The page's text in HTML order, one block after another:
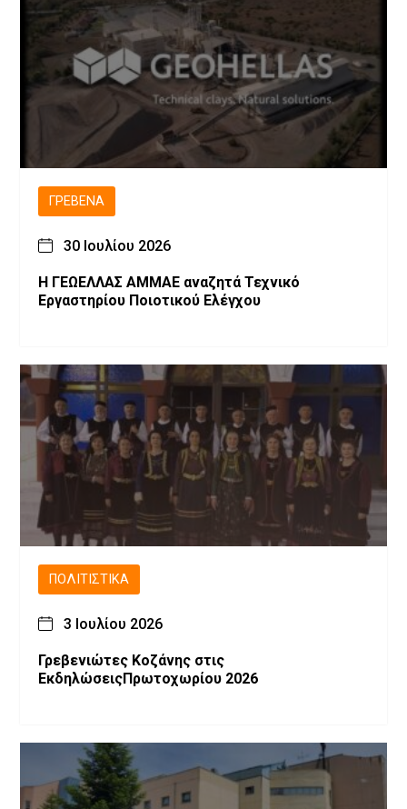
ΓΡΕΒΕΝΆ
30 Ιουλίου 2026
Η ΓΕΩΕΛΛΑΣ ΑΜΜΑΕ αναζητά Τεχνικό
Εργαστηρίου Ποιοτικού Ελέγχου
ΠΟΛΙΤΙΣΤΙΚΆ
3 Ιουλίου 2026
Γρεβενιώτες Κοζάνης στις
ΕκδηλώσειςΠρωτοχωρίου 2026